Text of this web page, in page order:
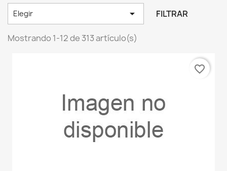
Elegir  FILTRAR
Mostrando 1-12 de 313 artículo(s)
favorite_border